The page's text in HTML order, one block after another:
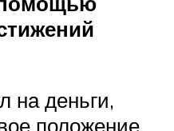
на деньги,
положение,